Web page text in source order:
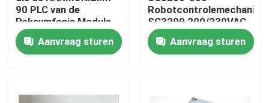
Fabrieksreis
90 PLC van de
Reksymfonie Module
achteraan monteren
Aanvraag sturen
SC3200 200/230VAC
50~60Hz
Aanvraag sturen